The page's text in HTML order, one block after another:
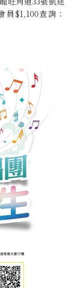
$1,100查詢：